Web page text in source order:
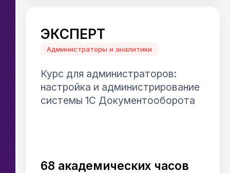
ЭКСПЕРТ
Администраторы и аналитики
Курс для администраторов:
настройка и администрирование
системы 1С Документооборота
68 академических часов